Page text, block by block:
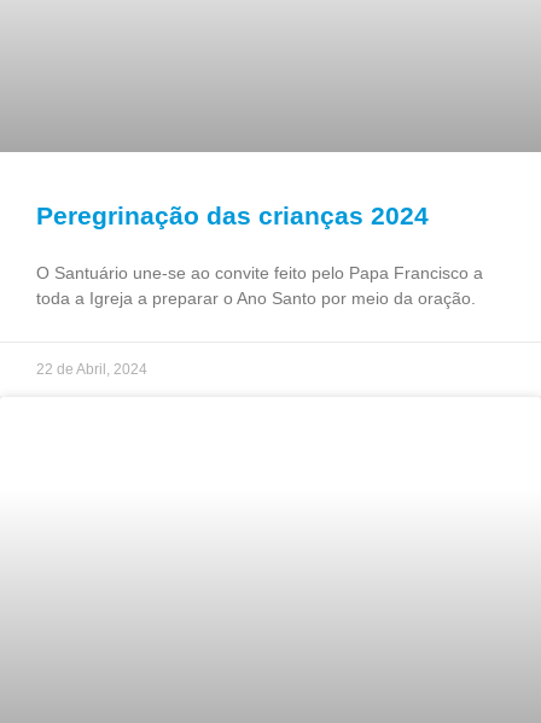
Peregrinação das crianças 2024
O Santuário une-se ao convite feito pelo Papa Francisco a
toda a Igreja a preparar o Ano Santo por meio da oração.
22 de Abril, 2024